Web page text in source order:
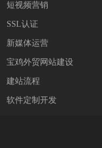
短视频营销
SSL认证
新媒体运营
宝鸡外贸网站建设
建站流程
软件定制开发